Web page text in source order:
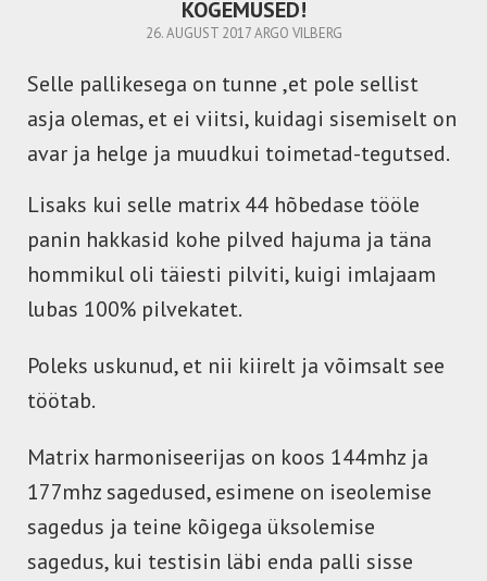
KOGEMUSED!
26. AUGUST 2017 ARGO VILBERG
Selle pallikesega on tunne ,et pole sellist
asja olemas, et ei viitsi, kuidagi sisemiselt on
avar ja helge ja muudkui toimetad-tegutsed.
Lisaks kui selle matrix 44 hõbedase tööle
panin hakkasid kohe pilved hajuma ja täna
hommikul oli täiesti pilviti, kuigi imlajaam
lubas 100% pilvekatet.
Poleks uskunud, et nii kiirelt ja võimsalt see
töötab.
Matrix harmoniseerijas on koos 144mhz ja
177mhz sagedused, esimene on iseolemise
sagedus ja teine kõigega üksolemise
sagedus, kui testisin läbi enda palli sisse